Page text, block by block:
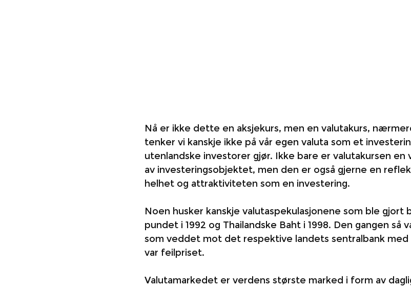
Nå er ikke dette en aksjekurs, men en valutakurs,
tenker vi kanskje ikke på vår egen valuta som et
utenlandske investorer gjør. Ikke bare er valutakursen en
av investeringsobjektet, men den er også gjerne en
helhet og attraktiviteten som en investering.
Noen husker kanskje valutaspekulasjonene som ble
pundet i 1992 og Thailandske Baht i 1998. Den gangen
som veddet mot det respektive landets sentralbank med
var feilpriset.
Valutamarkedet er verdens største marked i form av